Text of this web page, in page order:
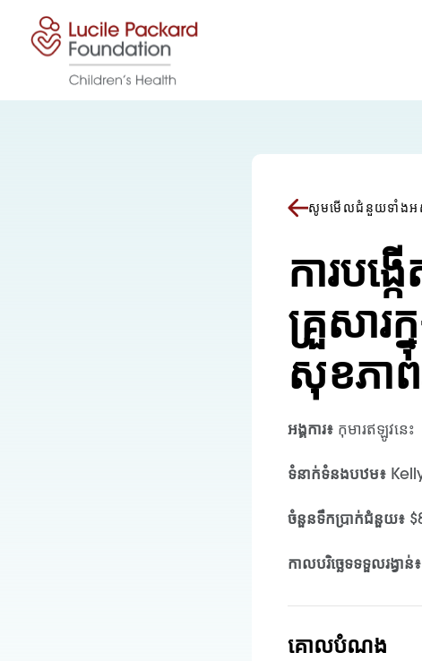
រំលងទៅមាតិកា
សូមមើលជំនួយទាំងអស់
ការបង្
គ្រួសារ
សុខភាព
អង្គការ៖កុមារឥឡូវនេះ
ទំនាក់ទំនងបឋម៖
ចំនួនទឹកប្រាក់ជំនួយ៖
កាលបរិច្ឆេទទទួលរង្វាន់៖
គោលបំណង